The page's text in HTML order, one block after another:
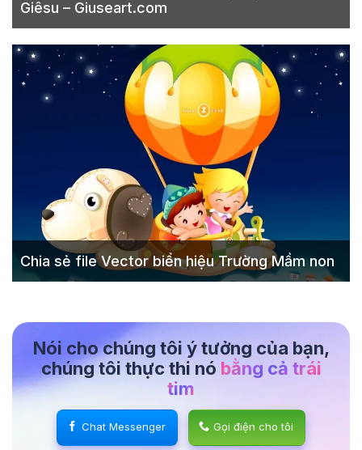
Giêsu – Giuseart.com
Chia sẻ file Vector biển hiệu Trường Mầm non
Nói cho chúng tôi ý tưởng của bạn,
chúng tôi thực thi nó bằng cả trái
tim
Chat Messenger Gọi điện cho tôi